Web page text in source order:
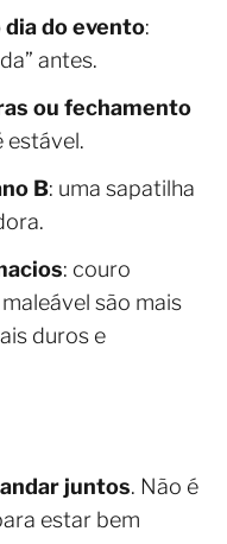
dia do evento:
antes.
ou fechamento
estável.
B: uma sapatilha
: couro
são mais
duros e
juntos. Não é
estar bem